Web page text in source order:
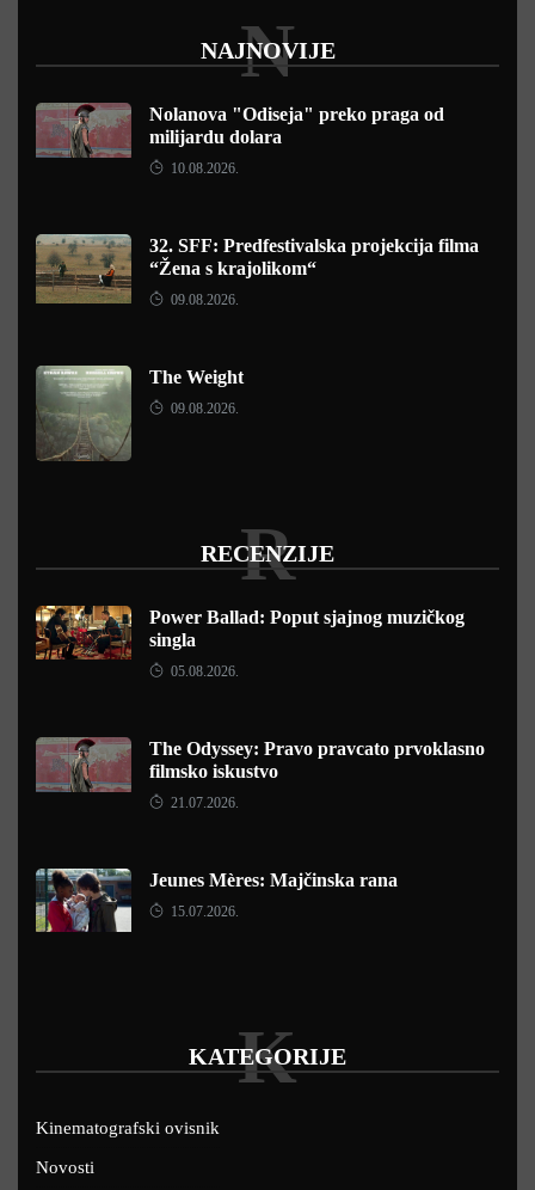
NAJNOVIJE
N
Nolanova "Odiseja" preko praga od
milijardu dolara
10.08.2026.
32. SFF: Predfestivalska projekcija filma
“Žena s krajolikom“
09.08.2026.
The Weight
09.08.2026.
RECENZIJE
R
Power Ballad: Poput sjajnog muzičkog
singla
05.08.2026.
The Odyssey: Pravo pravcato prvoklasno
filmsko iskustvo
21.07.2026.
Jeunes Mères: Majčinska rana
15.07.2026.
KATEGORIJE
K
Kinematografski ovisnik
Novosti